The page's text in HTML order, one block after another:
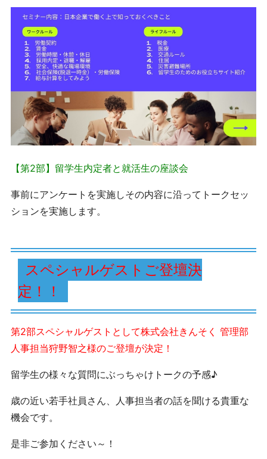
【第2部】留学生内定者と就活生の座談会
事前にアンケートを実施しその内容に沿ってトークセッ
ションを実施します。
スペシャルゲストご登壇決
定！！
第2部スペシャルゲスト として株式会社きんそく 管理部
人事担当狩野智之様のご登壇が決定！
留学生の様々な質問にぶっちゃけトークの予感♪
歳の近い若手社員さん、人事担当者の話を聞ける貴重な
機会です。
是非ご参加ください～！